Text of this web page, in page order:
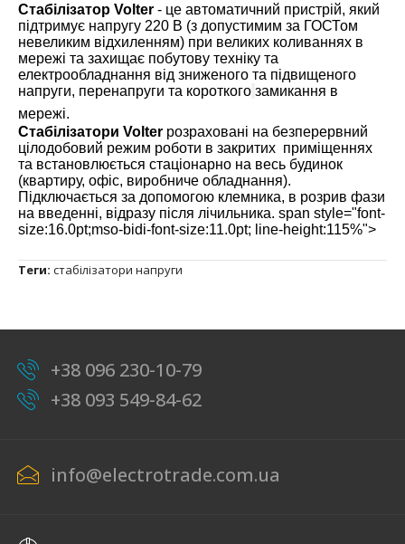
Стабілізатор Volter - це автоматичний пристрій, який
підтримує напругу 220 В (з допустимим за ГОСТом
невеликим відхиленням) при великих коливаннях в
мережі та захищає побутову техніку та
електрообладнання від зниженого та підвищеного
напруги, перенапруги та короткого замикання в
мережі.
Стабілізатори Volter розраховані на безперервний
цілодобовий режим роботи в закритих приміщеннях
та встановлюється стаціонарно на весь будинок
(квартиру, офіс, виробниче обладнання).
Підключається за допомогою клемника, в розрив фази
на введенні, відразу після лічильника. span style="font-
size:16.0pt;mso-bidi-font-size:11.0pt; line-height:115%">
Теги: стабілізатори напруги
+38 096 230-10-79
+38 093 549-84-62
info@electrotrade.com.ua